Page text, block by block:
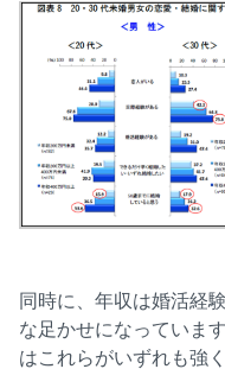
同時に、年収は婚活経
な足かせになっていま
はこれらがいずれも強